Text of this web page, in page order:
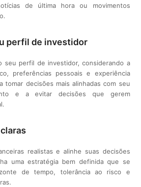
de última hora ou movimentos
perfil de investidor
seu perfil de investidor, considerando a
preferências pessoais e experiência
tomar decisões mais alinhadas com seu
e a evitar decisões que gerem
realistas e alinhe suas decisões
uma estratégia bem definida que se
de tempo, tolerância ao risco e